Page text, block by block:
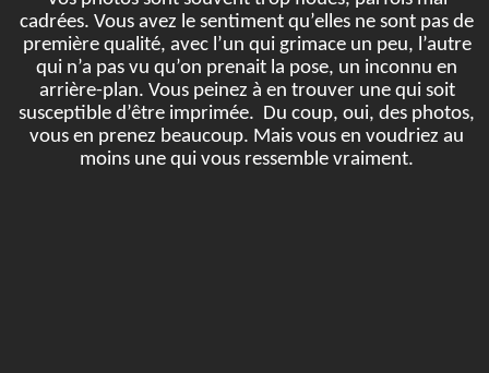
cadrées. Vous avez le sentiment qu’elles ne sont pas de
première qualité, avec l’un qui grimace un peu, l’autre
qui n’a pas vu qu’on prenait la pose, un inconnu en
arrière-plan. Vous peinez à en trouver une qui soit
susceptible d’être imprimée. Du coup, oui, des photos,
vous en prenez beaucoup. Mais vous en voudriez au
moins une qui vous ressemble vraiment.